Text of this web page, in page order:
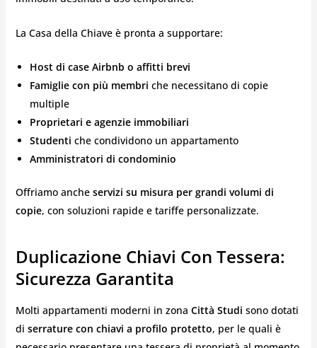
La Casa della Chiave è pronta a supportare:
Host di case Airbnb o affitti brevi
Famiglie con più membri che necessitano di copie
multiple
Proprietari e agenzie immobiliari
Studenti che condividono un appartamento
Amministratori di condominio
Offriamo anche servizi su misura per grandi volumi di
copie, con soluzioni rapide e tariffe personalizzate.
Duplicazione Chiavi Con Tessera:
Sicurezza Garantita
Molti appartamenti moderni in zona Città Studi sono dotati
di serrature con chiavi a profilo protetto, per le quali è